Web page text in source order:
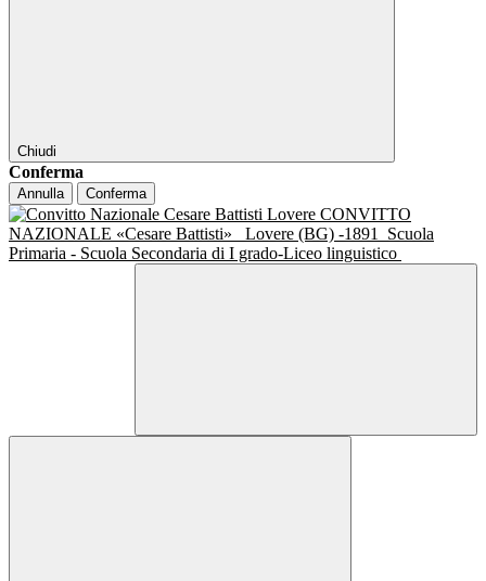
Chiudi
Conferma
Annulla Conferma
CONVITTO
NAZIONALE «Cesare Battisti»
Lovere (BG) -1891
Scuola
Primaria - Scuola Secondaria di I grado-Liceo linguistico